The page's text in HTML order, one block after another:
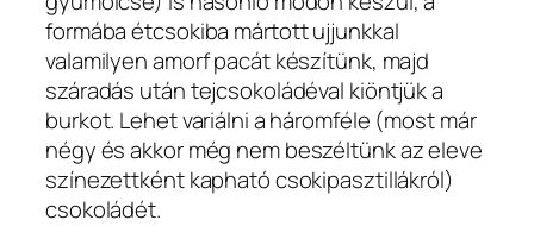
formába étcsokiba mártott ujjunkkal
valamilyen amorf pacát készítünk, majd
száradás után tejcsokoládéval kiöntjük a
burkot. Lehet variálni a háromféle (most már
négy és akkor még nem beszéltünk az eleve
színezettként kapható csokipasztillákról)
csokoládét.